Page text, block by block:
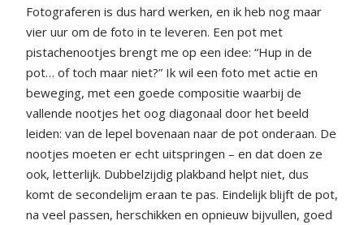
Fotograferen is dus hard werken, en ik heb nog maar
vier uur om de foto in te leveren. Een pot met
pistachenootjes brengt me op een idee: “Hup in de
pot… of toch maar niet?” Ik wil een foto met actie en
beweging, met een goede compositie waarbij de
vallende nootjes het oog diagonaal door het beeld
leiden: van de lepel bovenaan naar de pot onderaan. De
nootjes moeten er echt uitspringen – en dat doen ze
ook, letterlijk. Dubbelzijdig plakband helpt niet, dus
komt de secondelijm eraan te pas. Eindelijk blijft de pot,
na veel passen, herschikken en opnieuw bijvullen, goed